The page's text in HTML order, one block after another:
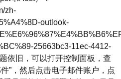
zh-
outlook-
25663bc3-11ec-4412-
依旧，可以打开控制面板，查
”，然后点击电子邮件账户，点